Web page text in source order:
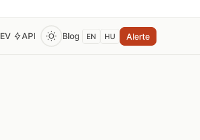
EV API Blog EN HU Alerte